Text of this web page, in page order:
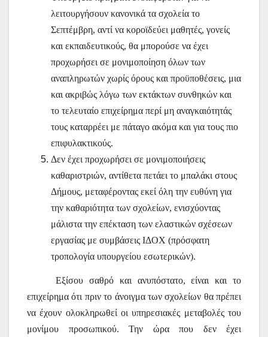
λειτουργήσουν κανονικά τα σχολεία το
Σεπτέμβρη, αντί να κοροϊδεύει μαθητές, γονείς
και εκπαιδευτικούς, θα μπορούσε να έχει
προχωρήσει σε μονιμοποίηση όλων των
αναπληρωτών χωρίς όρους και προϋποθέσεις, μια
και ακριβώς λόγω των εκτάκτων συνθηκών και
το τελευταίο επιχείρημα περί μη αναγκαιότητάς
τους καταρρέει με πάταγο ακόμα και για τους πιο
επιφυλακτικούς.
Δεν έχει προχωρήσει σε μονιμοποιήσεις
καθαριστριών, αντίθετα πετάει το μπαλάκι στους
Δήμους, μεταφέροντας εκεί όλη την ευθύνη για
την καθαριότητα των σχολείων, ενισχύοντας
μάλιστα την επέκταση των ελαστικών σχέσεων
εργασίας με συμβάσεις ΙΔΟΧ (πρόσφατη
τροπολογία υπουργείου εσωτερικών).
Εξίσου σαθρό και ανυπόστατο, είναι και το
επιχείρημα ότι πριν το άνοιγμα των σχολείων θα πρέπει
να έχουν ολοκληρωθεί οι υπηρεσιακές μεταβολές του
μονίμου προσωπικού. Την ώρα που δεν έχει